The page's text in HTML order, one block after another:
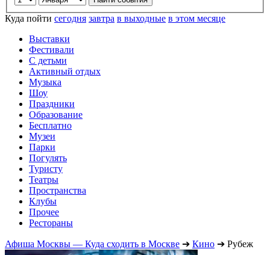
Куда пойти сегодня завтра в выходные в этом месяце
Выставки
Фестивали
С детьми
Активный отдых
Музыка
Шоу
Праздники
Образование
Бесплатно
Музеи
Парки
Погулять
Туристу
Театры
Пространства
Клубы
Прочее
Рестораны
Афиша Москвы — Куда сходить в Москве ➔ Кино ➔ Рубеж